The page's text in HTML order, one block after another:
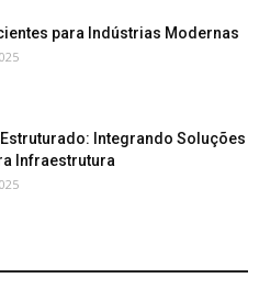
para Indústrias Modernas
Integrando Soluções
Infraestrutura